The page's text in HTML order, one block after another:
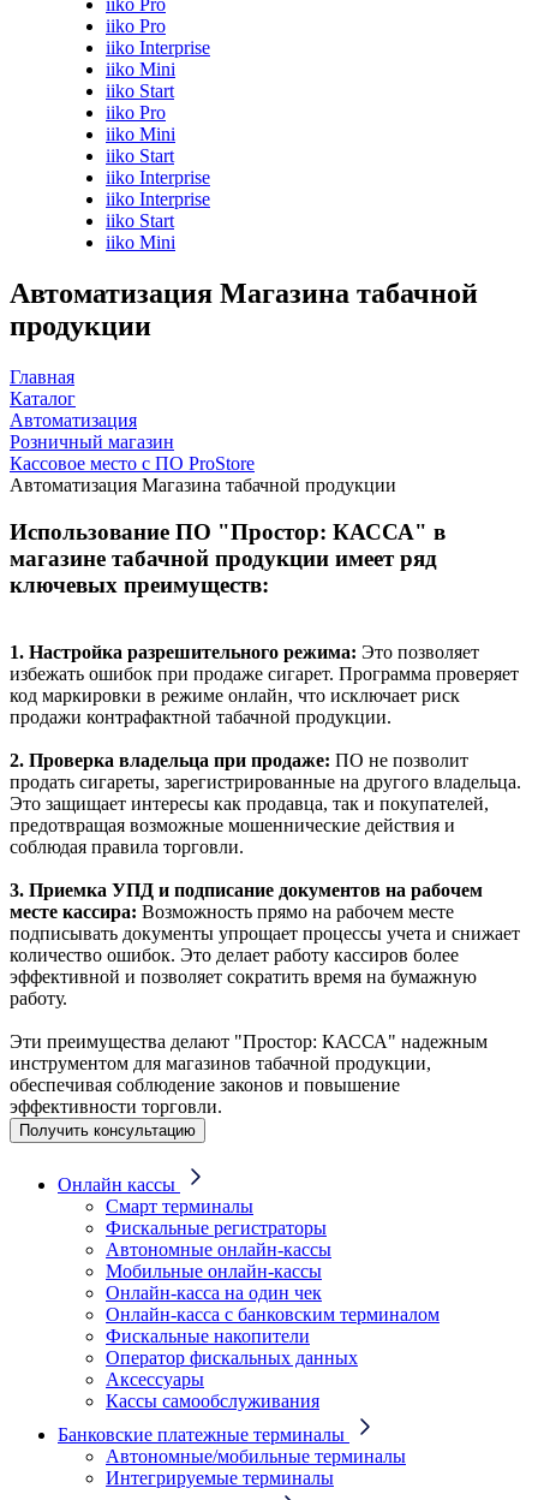
iiko Pro
iiko Pro
iiko Interprise
iiko Mini
iiko Start
iiko Pro
iiko Mini
iiko Start
iiko Interprise
iiko Interprise
iiko Start
iiko Mini
Автоматизация Магазина табачной
продукции
Главная
Каталог
Автоматизация
Розничный магазин
Кассовое место с ПО ProStore
Автоматизация Магазина табачной продукции
Использование ПО "Простор: КАССА" в
магазине табачной продукции имеет ряд
ключевых преимуществ:
1. Настройка разрешительного режима: Это позволяет
избежать ошибок при продаже сигарет. Программа проверяет
код маркировки в режиме онлайн, что исключает риск
продажи контрафактной табачной продукции.
2. Проверка владельца при продаже: ПО не позволит
продать сигареты, зарегистрированные на другого владельца.
Это защищает интересы как продавца, так и покупателей,
предотвращая возможные мошеннические действия и
соблюдая правила торговли.
3. Приемка УПД и подписание документов на рабочем
месте кассира: Возможность прямо на рабочем месте
подписывать документы упрощает процессы учета и снижает
количество ошибок. Это делает работу кассиров более
эффективной и позволяет сократить время на бумажную
работу.
Эти преимущества делают "Простор: КАССА" надежным
инструментом для магазинов табачной продукции,
обеспечивая соблюдение законов и повышение
эффективности торговли.
Получить консультацию
Онлайн кассы
Смарт терминалы
Фискальные регистраторы
Автономные онлайн-кассы
Мобильные онлайн-кассы
Онлайн-касса на один чек
Онлайн-касса с банковским терминалом
Фискальные накопители
Оператор фискальных данных
Аксессуары
Кассы самообслуживания
Банковские платежные терминалы
Автономные/мобильные терминалы
Интегрируемые терминалы